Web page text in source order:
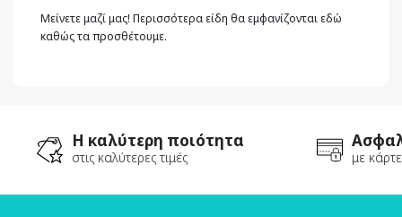
Μείνετε μαζί μας! Περισσότερα είδη θα εμφανίζονται εδώ
καθώς τα προσθέτουμε.
Η καλύτερη ποιότητα
στις καλύτερες τιμές με